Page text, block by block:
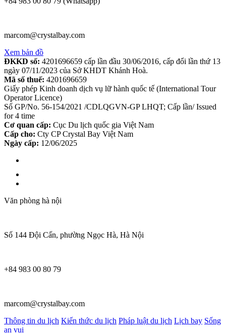
marcom@crystalbay.com
Xem bản đồ
ĐKKD số: 4201696659 cấp lần đầu 30/06/2016, cấp đổi lần thứ 13
ngày 07/11/2023 của Sở KHDT Khánh Hoà.
Mã số thuế: 4201696659
Giấy phép Kinh doanh dịch vụ lữ hành quốc tế (International Tour
Operator Licence)
Số GP/No. 56-154/2021 /CDLQGVN-GP LHQT; Cấp lần/ Issued
for 4 time
Cơ quan cấp: Cục Du lịch quốc gia Việt Nam
Cấp cho: Cty CP Crystal Bay Việt Nam
Ngày cấp: 12/06/2025
Văn phòng hà nội
Số 144 Đội Cấn, phường Ngọc Hà, Hà Nội
+84 983 00 80 79
marcom@crystalbay.com
Thông tin du lịch Kiến thức du lịch Pháp luật du lịch Lịch bay Sống
an vui